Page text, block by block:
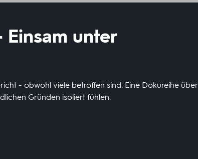
Einsam unter
- obwohl viele betroffen sind. Eine Dokureihe über
Gründen isoliert fühlen.